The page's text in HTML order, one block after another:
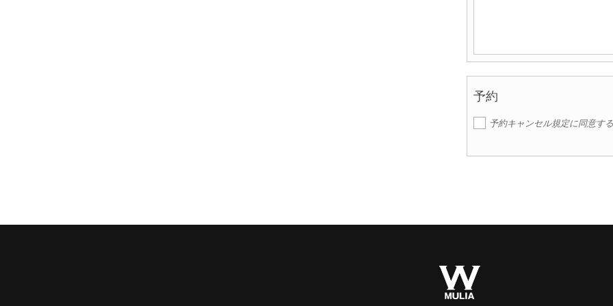
予約
予約キャンセル規定に同意する